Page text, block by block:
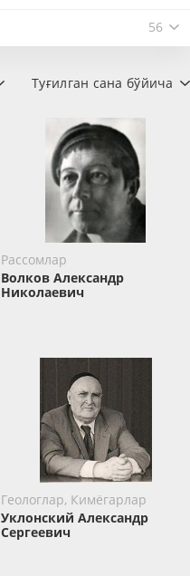
56
Туғилган сана бўйича
Рассомлар
Волков Александр
Николаевич
Геологлар, Кимёгарлар
Уклонский Александр
Сергеевич